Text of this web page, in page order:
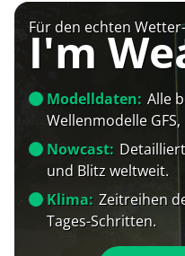
Für den echten
I'm
Modelldaten: Alle
Wellenmodelle GFS,
Nowcast:
und Blitz weltweit.
Klima: Zeitreihen
Tages-Schritten.